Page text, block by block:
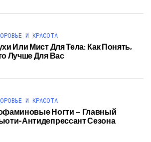
И КРАСОТА
Или Мист Для Тела: Как Понять,
Лучше Для Вас
И КРАСОТА
Ногти — Главный
Антидепрессант Сезона